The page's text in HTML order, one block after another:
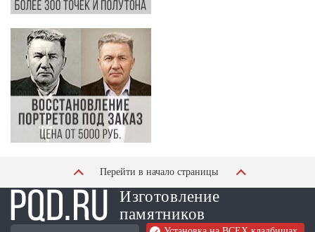
Перейти в начало страницы
Изготовление
памятников